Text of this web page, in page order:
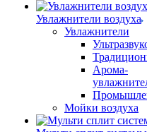
Увлажнители воздуха
Увлажнители
Арома-
Мойки воздуха